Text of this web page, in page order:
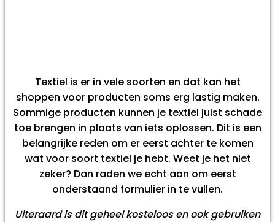
Textiel is er in vele soorten en dat kan het
shoppen voor producten soms erg lastig maken.
Sommige producten kunnen je textiel juist schade
toe brengen in plaats van iets oplossen. Dit is een
belangrijke reden om er eerst achter te komen
wat voor soort textiel je hebt. Weet je het niet
zeker? Dan raden we echt aan om eerst
onderstaand formulier in te vullen.
Uiteraard is dit geheel kosteloos en ook gebruiken